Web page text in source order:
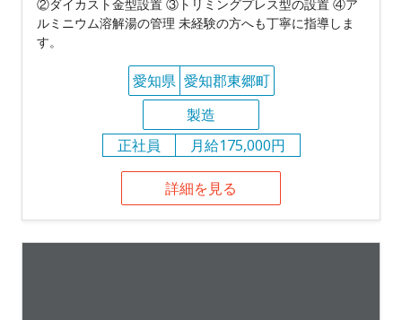
②ダイカスト金型設置 ③トリミングプレス型の設置 ④ア
ルミニウム溶解湯の管理 未経験の方へも丁寧に指導しま
す。
愛知県 愛知郡東郷町
製造
正社員
月給175,000円
詳細を見る